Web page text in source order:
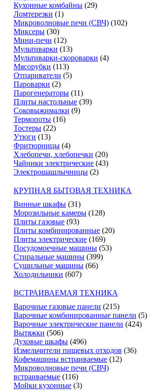
Кухонные комбайны (29)
Ломтерезки (1)
Микроволновые печи (СВЧ) (102)
Миксеры (30)
Мини-печи (12)
Мультиварки (13)
Мультиварки-скороварки (4)
Мясорубки (113)
Отпариватели (5)
Пароварки (2)
Парогенераторы (11)
Плиты настольные (39)
Соковыжималки (9)
Термопоты (16)
Тостеры (22)
Утюги (13)
Фритюрницы (4)
Хлебопечи, хлебопечки (20)
Чайники электрические (43)
Электрошашлычницы (2)
КРУПНАЯ БЫТОВАЯ ТЕХНИКА
Винные шкафы (31)
Морозильные камеры (128)
Плиты газовые (93)
Плиты комбинированные (20)
Плиты электрические (169)
Посудомоечные машины (53)
Стиральные машины (399)
Сушильные машины (66)
Холодильники (607)
ВСТРАИВАЕМАЯ ТЕХНИКА
Варочные газовые панели (215)
Варочные комбинированные панели (5)
Варочные электрические панели (424)
Вытяжки (506)
Духовые шкафы (496)
Измельчители пищевых отходов (36)
Кофемашины встраиваемые (12)
Микроволновые печи (СВЧ)
встраиваемые (116)
Мойки кухонные (3)